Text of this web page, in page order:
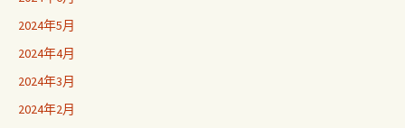
2024年5月
2024年4月
2024年3月
2024年2月